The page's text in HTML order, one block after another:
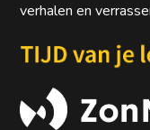
verhalen en